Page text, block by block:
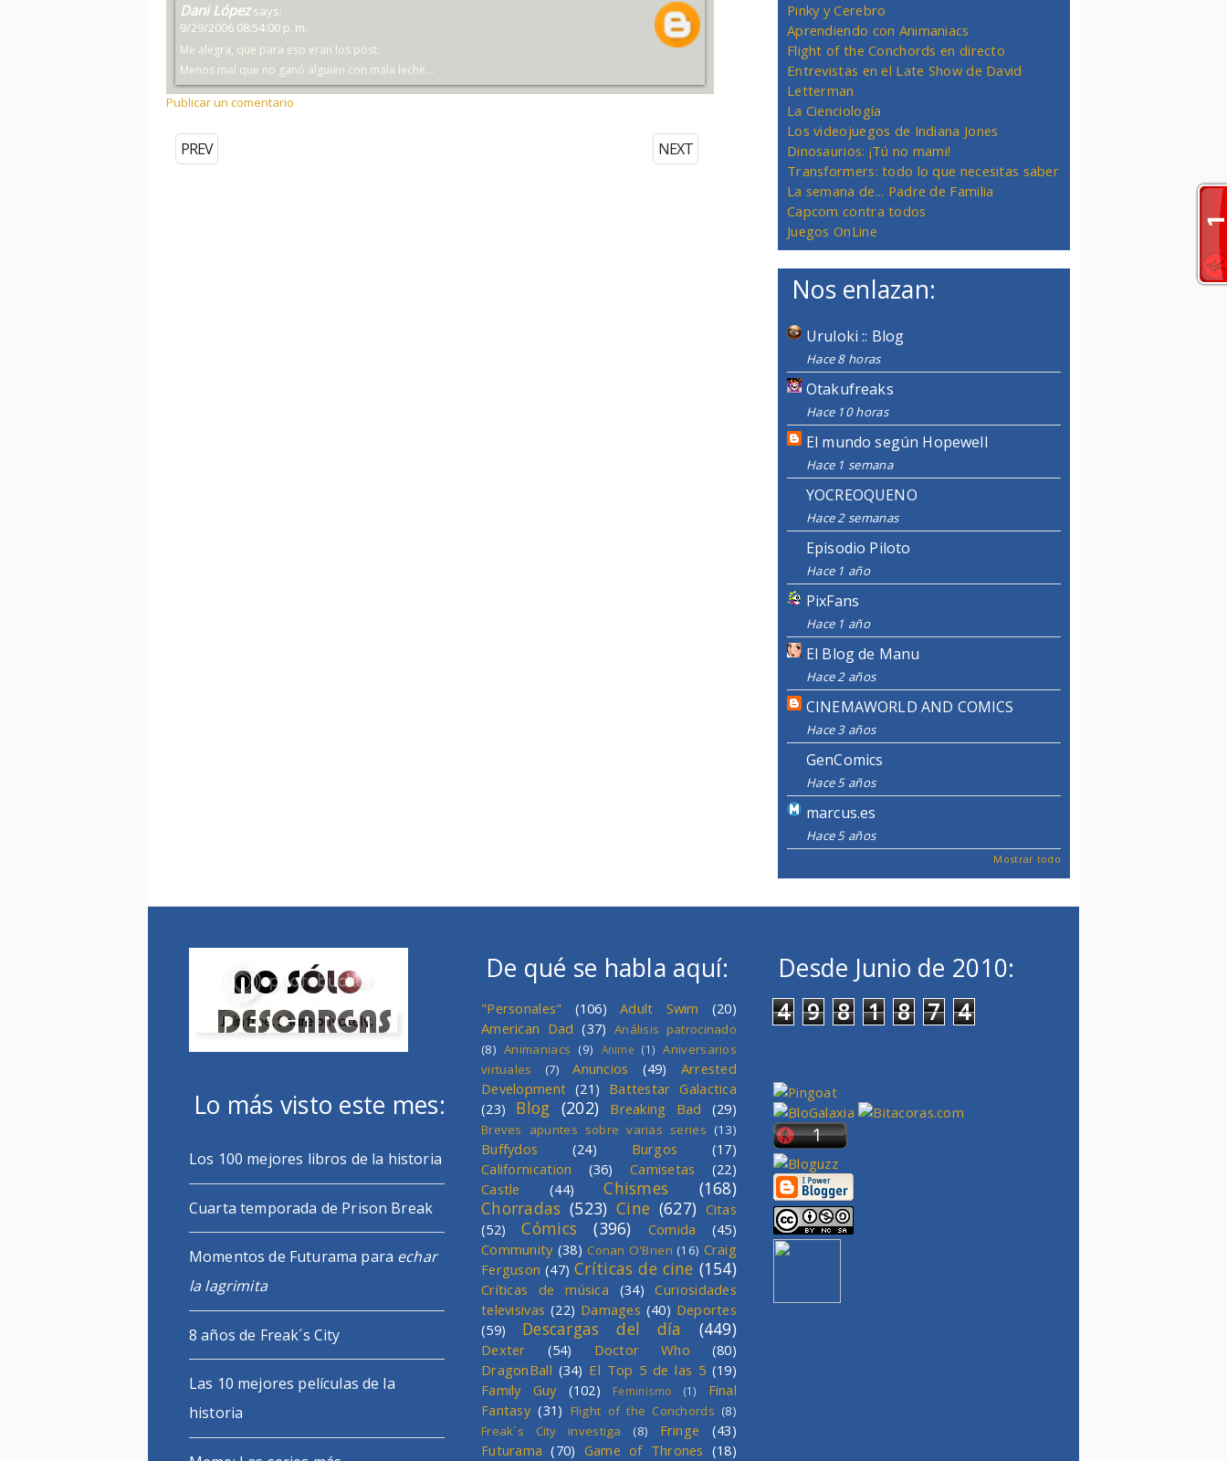
Dani López says:
9/29/2006 08:54:00 p. m.
Me alegra, que para eso eran los post.
Menos mal que no ganó alguien con mala leche...
Publicar un comentario
NEXT
PREV
Pinky y Cerebro
Aprendiendo con Animaniacs
Flight of the Conchords en directo
Entrevistas en el Late Show de David
Letterman
La Cienciología
Los videojuegos de Indiana Jones
Dinosaurios: ¡Tú no mami!
Transformers: todo lo que necesitas saber
La semana de... Padre de Familia
Capcom contra todos
Juegos OnLine
Nos enlazan:
Uruloki :: Blog
Hace 8 horas
Otakufreaks
Hace 10 horas
El mundo según Hopewell
Hace 1 semana
YOCREOQUENO
Hace 2 semanas
Episodio Piloto
Hace 1 año
PixFans
Hace 1 año
El Blog de Manu
Hace 2 años
CINEMAWORLD AND COMICS
Hace 3 años
GenComics
Hace 5 años
marcus.es
Hace 5 años
Mostrar todo
Lo más visto este mes:
Los 100 mejores libros de la historia
Cuarta temporada de Prison Break
Momentos de Futurama para echar
la lagrimita
8 años de Freak´s City
Las 10 mejores películas de la
historia
De qué se habla aquí:
"Personales" (106) Adult Swim
(20)
American Dad (37) Análisis patrocinado
(8) Animaniacs (9) Anime (1) Aniversarios
virtuales
(7) Anuncios (49)
Arrested
Development (21) Battestar Galactica
(23)
Blog (202) Breaking Bad (29)
Breves apuntes sobre varias series (13)
Buffydos (24) Burgos
(17)
Californication
(36) Camisetas
(22)
Castle
(44) Chismes
(168)
Chorradas (523) Cine (627) Citas
(52)
Cómics (396) Comida
(45)
Community (38) Conan O'Brien (16) Craig
Ferguson (47) Críticas de cine (154)
Críticas de música (34)
Curiosidades
televisivas (22) Damages (40) Deportes
(59)
Descargas del día (449)
Dexter (54) Doctor Who
(80)
DragonBall (34) El Top 5 de las 5 (19)
Family Guy
(102) Feminismo (1)
Final
Fantasy (31) Flight of the Conchords (8)
Freak´s City investiga
(8) Fringe
(43)
Futurama (70) Game of Thrones (18)
Desde Junio de 2010:
4 9 8 1 8 7 4